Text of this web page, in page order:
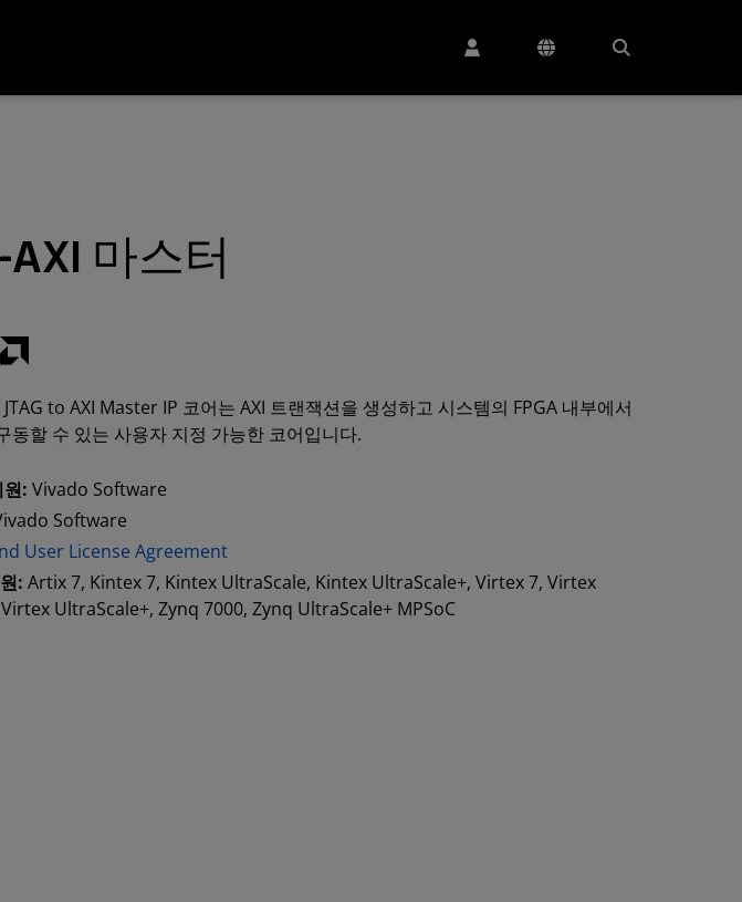
AXI 마스터
to AXI Master IP 코어는 AXI 트랜잭션을 생성하고 시스템의 FPGA 내부에서
동할 수 있는 사용자 지정 가능한 코어입니다.
원:Vivado Software
Software
User License Agreement
원:Artix 7, Kintex 7, Kintex UltraScale, Kintex UltraScale+, Virtex 7, Virtex
UltraScale+, Zynq 7000, Zynq UltraScale+ MPSoC